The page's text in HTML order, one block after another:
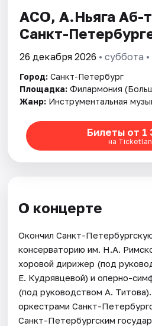
АСО, А.Ньяга Аб-
Санкт-
26 декабря 2026 • суббота
Город: Санкт-Петербург
Площадка: Филармония
Жанр: Инструментальная
Билеты от 1
на
О концерте
Окончил Санкт-
консерваторию им. Н.А.
хоровой дирижер (под
Е. Кудрявцевой) и оперно-
(под руководством А.
оркестрами Санкт-
Санкт-Петербургским